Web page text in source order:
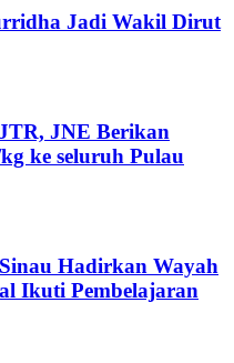
Jadi Wakil Dirut
JNE Berikan
ke seluruh Pulau
Hadirkan Wayah
Ikuti Pembelajaran